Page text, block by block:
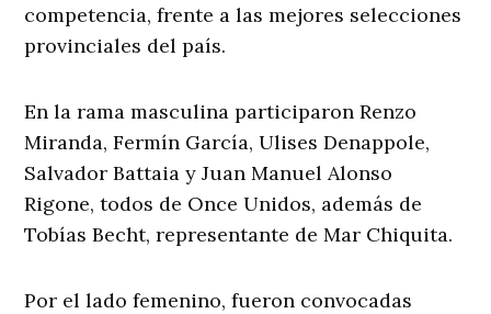
competencia, frente a las mejores selecciones
provinciales del país.
En la rama masculina participaron Renzo
Miranda, Fermín García, Ulises Denappole,
Salvador Battaia y Juan Manuel Alonso
Rigone, todos de Once Unidos, además de
Tobías Becht, representante de Mar Chiquita.
Por el lado femenino, fueron convocadas